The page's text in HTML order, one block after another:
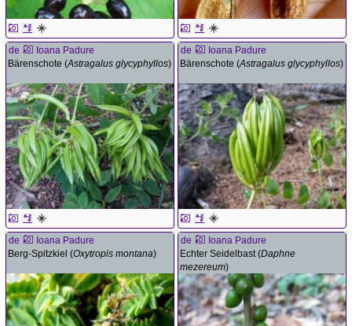
de
Ioana Padure
Bärenschote (Astragalus glycyphyllos)
de
Ioana Padure
Bärenschote (Astragalus glycyphyllos)
de
Ioana Padure
Berg-Spitzkiel (Oxytropis montana)
de
Ioana Padure
Echter Seidelbast (Daphne
mezereum)